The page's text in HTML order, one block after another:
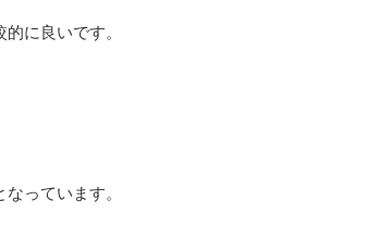
に良いです。
っています。